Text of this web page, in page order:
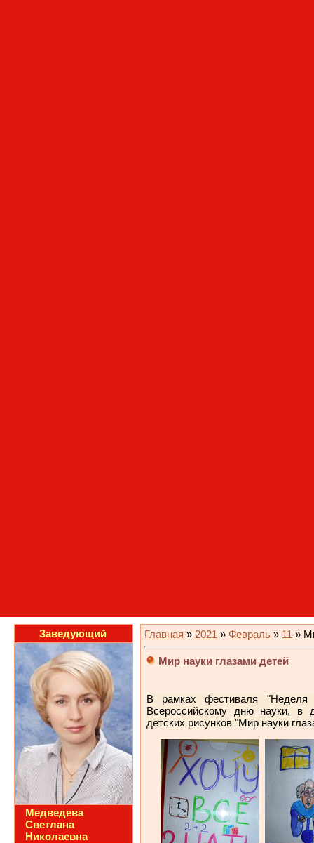
Заведующий
Медведева
Светлана
Николаевна
Главная » 2021 » Февраль » 11 »
Мир науки глазами детей
В рамках фестиваля "Неделя
Всероссийскому дню науки, в
детских рисунков "Мир науки